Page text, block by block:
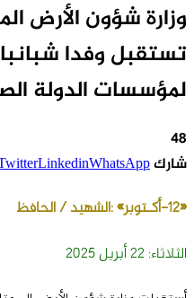
وزارة شؤون الأرض
تستقبل وفدا شبانبا
لمؤسسات الدولة
48
شارك
LinkedinWhatsApp
«12-أكـتوبر» :الشهيد /
الحافظ
الثلاثاء: 22 أبريل 2025